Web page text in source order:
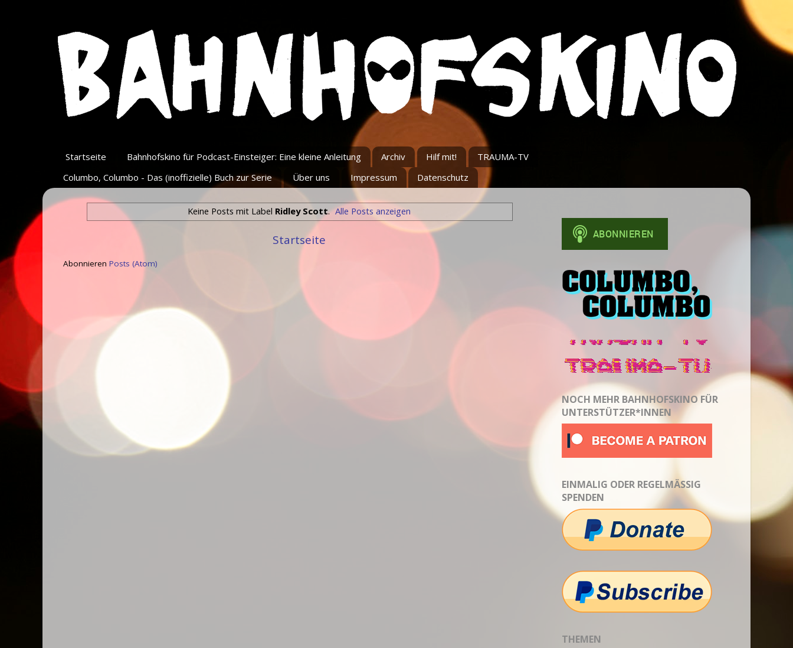
Startseite Bahnhofskino für Podcast-Einsteiger: Eine kleine Anleitung Archiv Hilf mit!
TRAUMA-TV
Columbo, Columbo - Das (inoffizielle) Buch zur Serie
Über uns Impressum Datenschutz
Keine Posts mit Label Ridley Scott. Alle Posts anzeigen
Startseite
Abonnieren Posts (Atom)
NOCH MEHR BAHNHOFSKINO FÜR
UNTERSTÜTZER*INNEN
EINMALIG ODER REGELMÄSSIG S
PENDEN
THEMEN